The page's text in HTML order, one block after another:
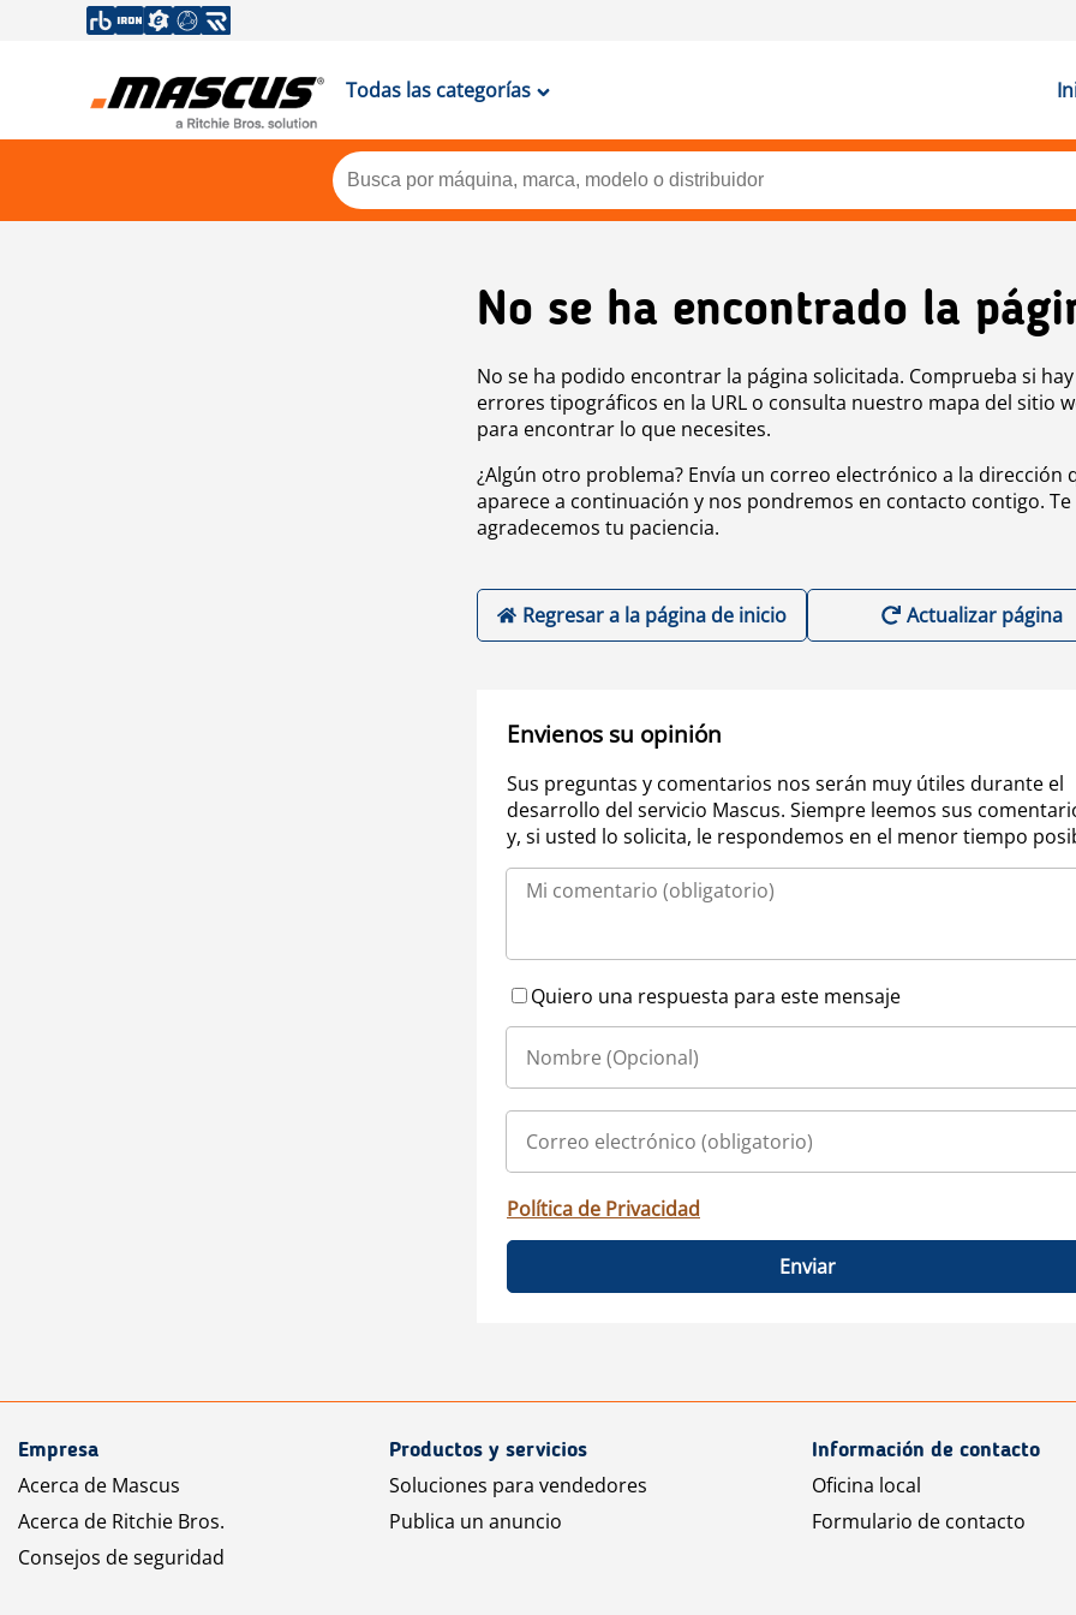
Todas las categorías
No se ha encontrado la
No se ha podido encontrar la página solicitada. Comprueba si hay
errores tipográficos en la URL o consulta nuestro mapa del sitio
para encontrar lo que necesites.
¿Algún otro problema? Envía un correo electrónico a la dirección
aparece a continuación y nos pondremos en contacto contigo. Te
agradecemos tu paciencia.
Regresar a la página de inicio Actualizar página
Envienos su opinión
Sus preguntas y comentarios nos serán muy útiles durante el
desarrollo del servicio Mascus. Siempre leemos sus
y, si usted lo solicita, le respondemos en el menor tiempo
Quiero una respuesta para este mensaje
Política de Privacidad
Enviar
Empresa
Acerca de Mascus
Acerca de Ritchie Bros.
Consejos de seguridad
Productos y servicios
Soluciones para vendedores
Publica un anuncio
Información de contacto
Oficina local
Formulario de contacto